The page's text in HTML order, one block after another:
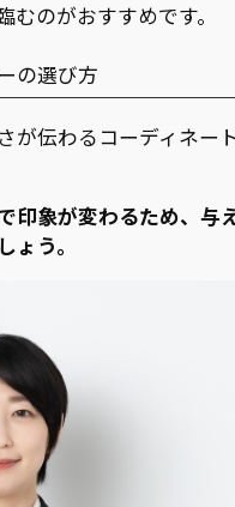
のがおすすめです。
の選び方
が伝わるコーディネー
印象が変わるため、与
ょう。